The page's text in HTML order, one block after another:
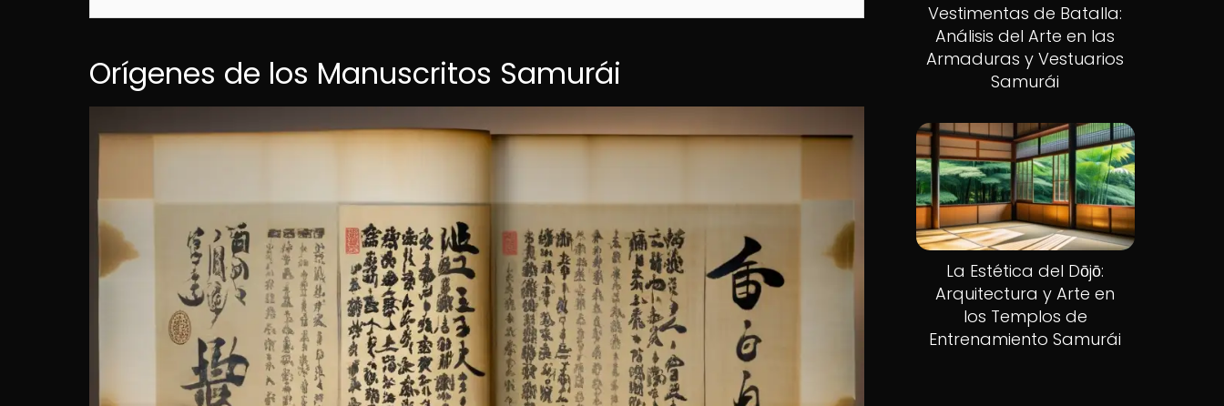
Orígenes de los Manuscritos Samurái
Vestimentas de Batalla:
Análisis del Arte en las
Armaduras y Vestuarios
Samurái
La Estética del Dōjō:
Arquitectura y Arte en
los Templos de
Entrenamiento Samurái